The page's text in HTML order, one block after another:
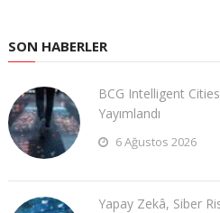
SON HABERLER
BCG Intelligent
Yayımlandı
6 Ağustos 2026
Yapay Zekâ, Siber